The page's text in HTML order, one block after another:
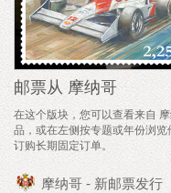
邮票从 摩纳哥
在这个版块，您可以查看来自
品，或在左侧按专题或年份浏
订购长期固定订单。
摩纳哥 - 新邮票发行